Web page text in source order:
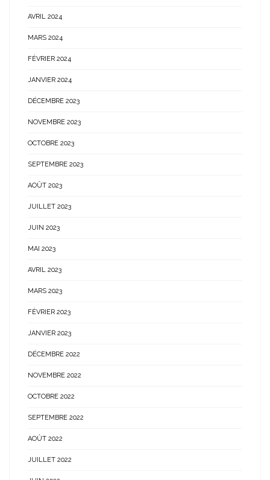
AVRIL 2024
MARS 2024
FÉVRIER 2024
JANVIER 2024
DÉCEMBRE 2023
NOVEMBRE 2023
OCTOBRE 2023
SEPTEMBRE 2023
AOÛT 2023
JUILLET 2023
JUIN 2023
MAI 2023
AVRIL 2023
MARS 2023
FÉVRIER 2023
JANVIER 2023
DÉCEMBRE 2022
NOVEMBRE 2022
OCTOBRE 2022
SEPTEMBRE 2022
AOÛT 2022
JUILLET 2022